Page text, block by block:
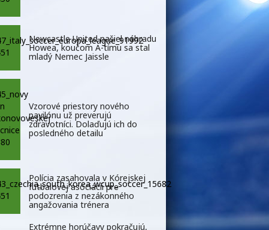
Newcastle United našiel náhradu
Howea, koučom A-tímu sa stal
mladý Nemec Jaissle
Vzorové priestory nového
pavilónu už preverujú
zdravotníci. Dolaďujú ich do
posledného detailu
Polícia zasahovala v Kórejskej
futbalovej asociácii pre
podozrenia z nezákonného
angažovania trénera
Extrémne horúčavy pokračujú,